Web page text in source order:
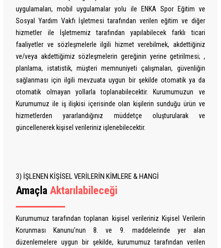
uygulamaları, mobil uygulamalar yolu ile ENKA Spor Eğitim ve
Sosyal Yardım Vakfı İşletmesi tarafından verilen eğitim ve diğer
hizmetler ile İşletmemiz tarafından yapılabilecek farklı ticari
faaliyetler ve sözleşmelerle ilgili hizmet verebilmek, akdettiğiniz
ve/veya akdettiğimiz sözleşmelerin gereğinin yerine getirilmesi; ,
planlama, istatistik, müşteri memnuniyeti çalışmaları, güvenliğin
sağlanması için ilgili mevzuata uygun bir şekilde otomatik ya da
otomatik olmayan yollarla toplanabilecektir. Kurumumuzun ve
Kurumumuz ile iş ilişkisi içerisinde olan kişilerin sunduğu ürün ve
hizmetlerden yararlandığınız müddetçe oluşturularak ve
güncellenerek kişisel verileriniz işlenebilecektir.
3) İŞLENEN KİŞİSEL VERİLERİN KİMLERE & HANGİ
AmaçlaAktarılabileceği
Kurumumuz tarafından toplanan kişisel verileriniz Kişisel Verilerin
Korunması Kanunu’nun 8. ve 9. maddelerinde yer alan
düzenlemelere uygun bir şekilde, kurumumuz tarafından verilen